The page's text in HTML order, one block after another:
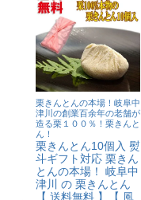
栗きんとんの本場！岐阜中
津川の創業百余年の老舗が
造る栗１００％！栗きんと
ん！
栗きんとん10個入 熨
斗ギフト対応 栗きん
とんの本場！ 岐阜中
津川 の 栗きんとん
【 送料無料 】【 風